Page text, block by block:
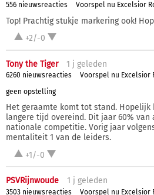
556 nieuwsreacties Voorspel nu Excelsior
Top! Prachtig stukje markering ook!
+2/-0
Tony the Tiger 1 j geleden
6260 nieuwsreacties
Voorspel nu Excelsior
geen opstelling
Het geraamte komt tot stand.
langere tijd overeind. Dit jaar 60%
nationale competitie. Vorig jaar
mentaliteit 1 van de leiders.
+1/-0
PSVRijnwoude 1 j geleden
3503 nieuwsreacties
Voorspel nu Excelsior